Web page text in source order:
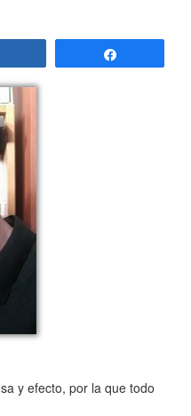
y efecto, por la que todo